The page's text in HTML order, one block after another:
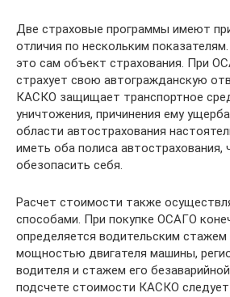
Две страховые программы имеют
отличия по нескольким
это сам объект страхования. При
страхует свою автогражданскую
КАСКО защищает транспортное
уничтожения, причинения ему
области автострахования
иметь оба полиса
обезопасить себя.
Расчет стоимости также
способами. При покупке ОСАГО
определяется водительским стажем
мощностью двигателя машины,
водителя и стажем его
подсчете стоимости КАСКО